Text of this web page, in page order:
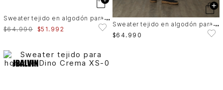
S
weater tejido en algodón para hombre manga ranglan
$64.990 $51 . 992
S
weater tejido en algodón para hombre manga ranglan
$64. 990